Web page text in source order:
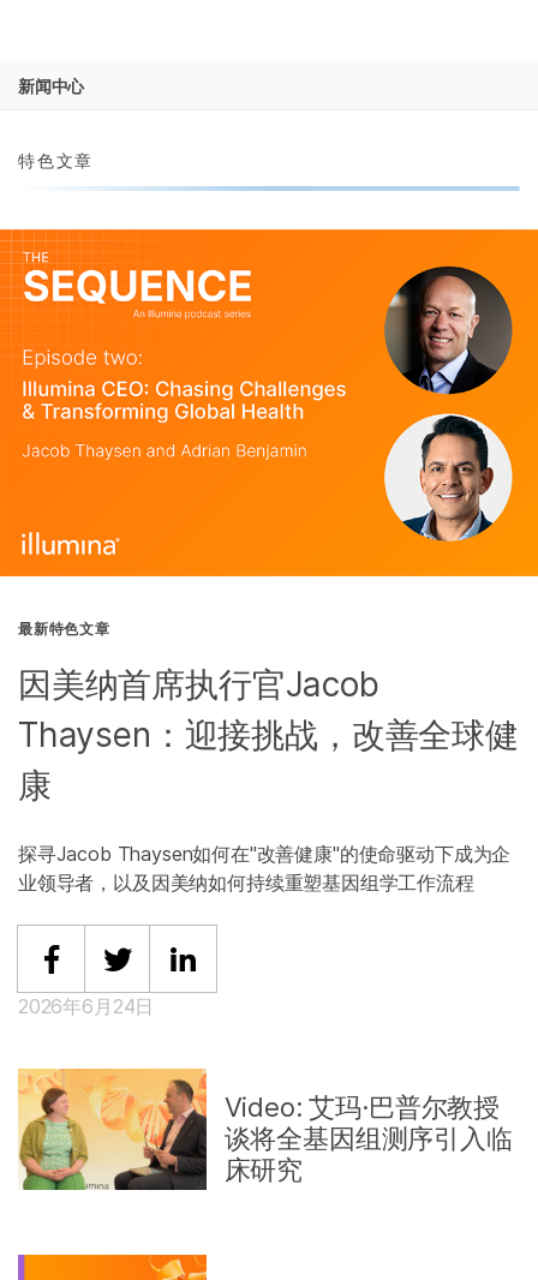
解决方案
学习
支持
推荐内容链接
新闻中心
特色文章
最新特色文章
因美纳首席执行官Jacob
Thaysen：迎接挑战，改善全球健
康
探寻Jacob Thaysen如何在"改善健康"的使命驱动下成为企
业领导者，以及因美纳如何持续重塑基因组学工作流程
Share on Facebook
Share on Twitter
Share on Linkedin
2026年6月24日
Video: 艾玛·巴普尔教授
谈将全基因组测序引入临
床研究
查看更多相关内容。选择您感兴趣的领域:
微生物学
复杂疾病